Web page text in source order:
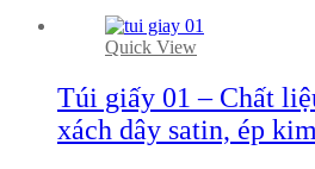
Quick View
Túi giấy 01 – Chất
xách dây satin, ép